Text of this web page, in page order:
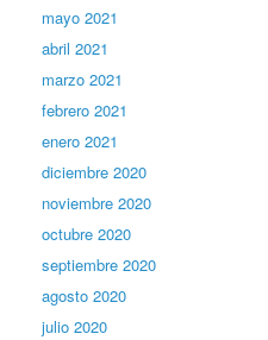
mayo 2021
abril 2021
marzo 2021
febrero 2021
enero 2021
diciembre 2020
noviembre 2020
octubre 2020
septiembre 2020
agosto 2020
julio 2020